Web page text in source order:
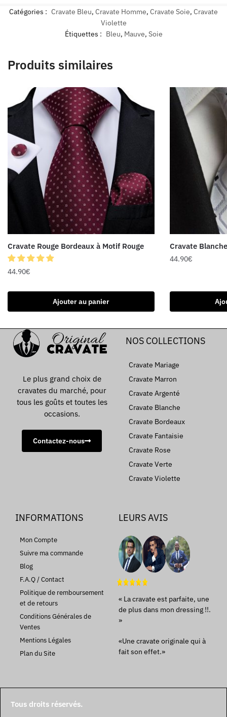
Catégories : Cravate Bleu, Cravate Homme, Cravate Soie, Cravate
Violette
Étiquettes : Bleu, Mauve, Soie
Produits similaires
Cravate Rouge Bordeaux à Motif Rouge
44.90€
Ajouter au panier
Cravate
44.90€
Le plus grand choix de
cravates du marché, pour
tous les goûts et toutes les
occasions.
Contactez-nous
NOS COLLECTIONS
Cravate Mariage
Cravate Marron
Cravate Argenté
Cravate Blanche
Cravate Bordeaux
Cravate Fantaisie
Cravate Rose
Cravate Verte
Cravate Violette
INFORMATIONS
Mon Compte
Suivre ma commande
Blog
F.A.Q / Contact
Politique de remboursement
et de retours
Conditions Générales de
Ventes
Mentions Légales
Plan du Site
LEURS AVIS
« La cravate est parfaite, une
de plus dans mon dressing !!.
»
«Une cravate originale qui à
fait son effet.»
Tous droits réservés.